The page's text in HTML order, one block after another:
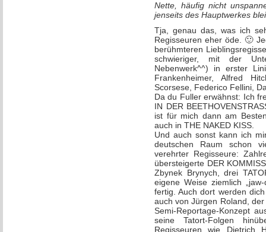
Nette, häufig nicht
jenseits des Hauptwerkes
Tja, genau das, was ich
Regisseuren eher öde. 🙂
berühmteren
schwieriger, mit der
Nebenwerk^^) in erster
Frankenheimer, Alfred
Scorsese, Federico Fellini,
Da du Fuller erwähnst: Ich
IN DER
ist für mich dann am
auch in THE NAKED KISS.
Und auch sonst kann ich
deutschen Raum schon
verehrter Regisseure:
übersteigerte DER
Zbynek Brynych, drei
eigene Weise ziemlich
fertig. Auch dort werden
auch von Jürgen Roland,
Semi-Reportage-Konzept
seine Tatort-Folgen
Regisseuren wie Dietrich